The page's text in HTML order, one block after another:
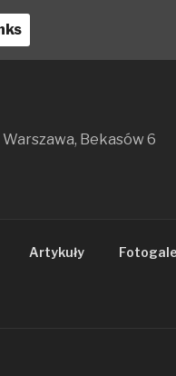
Bekasów 6
Artykuły